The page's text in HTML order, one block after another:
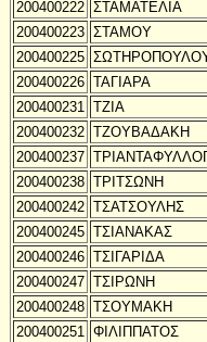
200400222 ΣΤΑΜΑΤΕΛΙΑ
200400223 ΣΤΑΜΟΥ
200400225
200400226 ΤΑΓΙΑΡΑ
200400231 ΤΖΙΑ
200400232 ΤΖΟΥΒΑΔΑΚΗ
200400237
200400238 ΤΡΙΤΣΩΝΗ
200400242 ΤΣΑΤΣΟΥΛΗΣ
200400245 ΤΣΙΑΝΑΚΑΣ
200400246 ΤΣΙΓΑΡΙΔΑ
200400247 ΤΣΙΡΩΝΗ
200400248 ΤΣΟΥΜΑΚΗ
200400251 ΦΙΛΙΠΠΑΤΟΣ